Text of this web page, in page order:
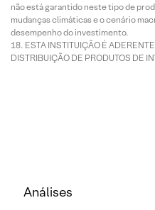
não está garantido neste tipo de
mudanças climáticas e o cenário
desempenho do investimento.
ESTA INSTITUIÇÃO É
DISTRIBUIÇÃO DE PRODUTOS DE
Análises